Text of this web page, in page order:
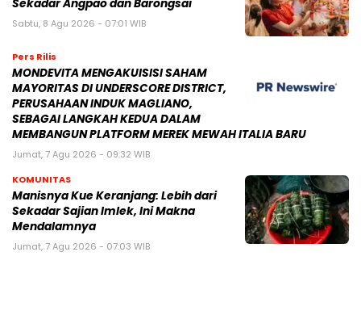
Sekadar Angpao dan Barongsai
Sabtu, 8 Agu 2026 - 07:01 WIB
Pers Rilis
MONDEVITA MENGAKUISISI SAHAM
MAYORITAS DI UNDERSCORE DISTRICT,
PERUSAHAAN INDUK MAGLIANO,
SEBAGAI LANGKAH KEDUA DALAM
MEMBANGUN PLATFORM MEREK MEWAH ITALIA BARU
Jumat, 7 Agu 2026 - 09:32 WIB
KOMUNITAS
Manisnya Kue Keranjang: Lebih dari
Sekadar Sajian Imlek, Ini Makna
Mendalamnya
Jumat, 7 Agu 2026 - 07:03 WIB